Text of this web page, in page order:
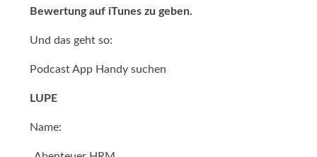
Bewertung auf iTunes zu geben.
Und das geht so:
Podcast App Handy suchen
LUPE
Name: